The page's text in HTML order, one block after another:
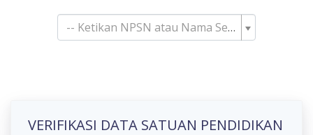
-- Ketikan NPSN atau Nama Sekolah--
VERIFIKASI DATA SATUAN PENDIDIKAN